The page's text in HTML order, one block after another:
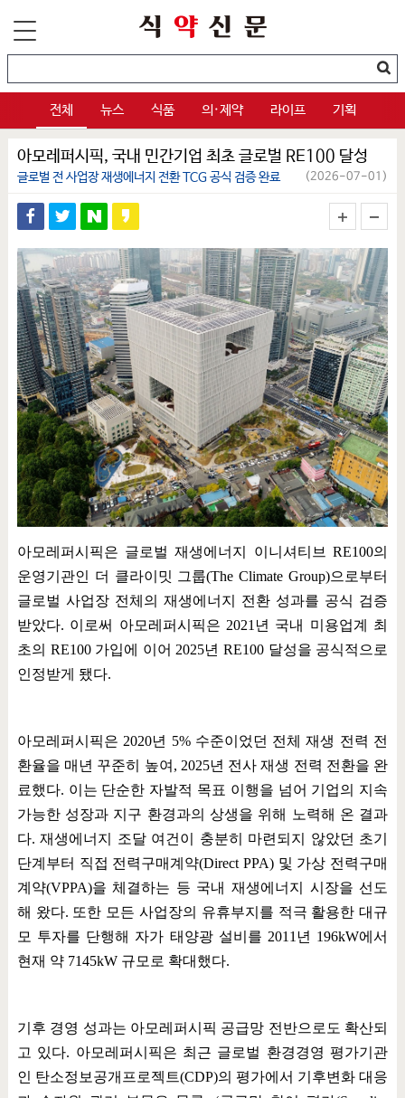
전체 뉴스 식품 의·제약 라이프 기획
아모레퍼시픽, 국내 민간기업 최초 글로벌 RE100 달성
글로벌 전 사업장 재생에너지 전환 TCG 공식 검증 완료 (2026-07-01)
아모레퍼시픽은 글로벌 재생에너지 이니셔티브RE100의
운영기관인 더 클라이밋 그룹(The Climate Group)으로부터
글로벌 사업장 전체의 재생에너지 전환 성과를 공식 검증
받았다. 이로써 아모레퍼시픽은 2021 년 국내 미용업계 최
초의 RE100 가입에 이어 2025년 RE100 달성을 공식적으로
인정받게 됐다.
아모레퍼시픽은 2020년 5% 수준이었던 전체 재생 전력 전
환율을 매년 꾸준히 높여 , 2025년 전사 재생 전력 전환을 완
료했다. 이는 단순한 자발적 목표 이행을 넘어 기업의 지속
가능한 성장과 지구 환경과의 상생을 위해 노력해 온 결과
다.재생에너지 조달 여건이 충분히 마련되지 않았던 초기
단계부터 직접 전력구매계약(Direct PPA) 및 가상 전력구매
계약(VPPA)을 체결하는 등 국내 재생에너지 시장을 선도
해 왔다. 또한 모든 사업장의 유휴부지를 적극 활용한 대규
모 투자를 단행해 자가 태양광 설비를 2011 년 196kW에서
현재 약 7145kW 규모로 확대했다.
기후 경영 성과는 아모레퍼시픽 공급망 전반으로도 확산되
고 있다. 아모레퍼시픽은 최근 글로벌 환경경영 평가기관
인 탄소정보공개프로젝트(CDP)의 평가에서 기후변화 대응